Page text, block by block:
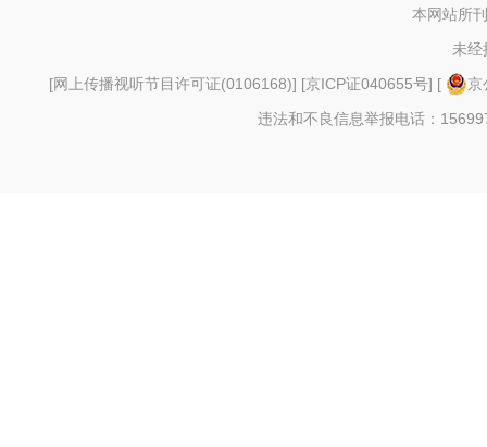
本网站所
未经
[网上传播视听节目许可证(0106168)] [京ICP证040655号] [
京
违法和不良信息举报电话：